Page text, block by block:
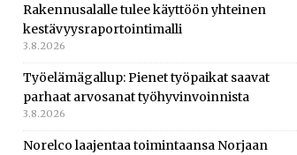
Rakennusalalle tulee käyttöön yhteinen
kestävyysraportointimalli
3.8.2026
Työelämägallup: Pienet työpaikat saavat
parhaat arvosanat työhyvinvoinnista
3.8.2026
Norelco laajentaa toimintaansa Norjaan